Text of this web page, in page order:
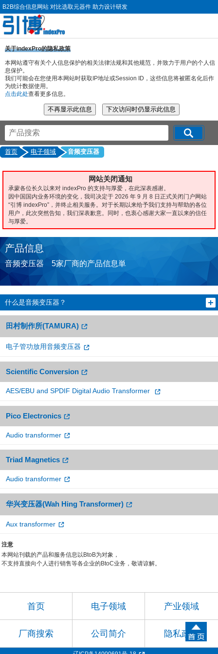
B2B综合信息网站 对比选取元器件 助力设计研发
关于indexPro的隐私政策
本网站遵守有关个人信息保护的相关法律法规和其他规范，并致力于用户的个人信
息保护。
我们可能会在您使用本网站时获取IP地址或Session ID，这些信息将被匿名化后作
为统计数据使用。
点击此处查看更多信息。
首页 电子领域 音频变压器
网站关闭通知
承蒙各位长久以来对 indexPro 的支持与厚爱，在此深表感谢。
因中国国内业务环境的变化，我司决定于 2026 年 9 月 8 日正式关闭门户网站
“引博 indexPro”，并终止相关服务。对于长期以来给予我们支持与帮助的各位
用户，此次突然告知，我们深表歉意。同时，也衷心感谢大家一直以来的信任
与厚爱。
产品信息
音频变压器 5家厂商的产品信息単
什么是音频变压器？
田村制作所(TAMURA)
电子管功放用音频变压器
Scientific Conversion
AES/EBU and SPDIF Digital Audio Transformer
Pico Electronics
Audio transformer
Triad Magnetics
Audio transformer
华兴变压器(Wah Hing Transformer)
Aux transformer
注意
本网站刊载的产品和服务信息以BtoB为对象，
不支持直接向个人进行销售等各企业的BtoC业务，敬请谅解。
首页 电子领域 产业领域
厂商搜索 公司简介 隐私政策